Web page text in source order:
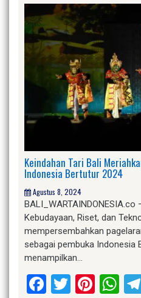
Keindahan Tari Bali
Indonesia Bertutur 2024
Agustus 8, 2024
Kebudayaan, Riset, dan
mempersembahkan
sebagai pembuka Indonesia
menampilkan…
Facebook
Twitter